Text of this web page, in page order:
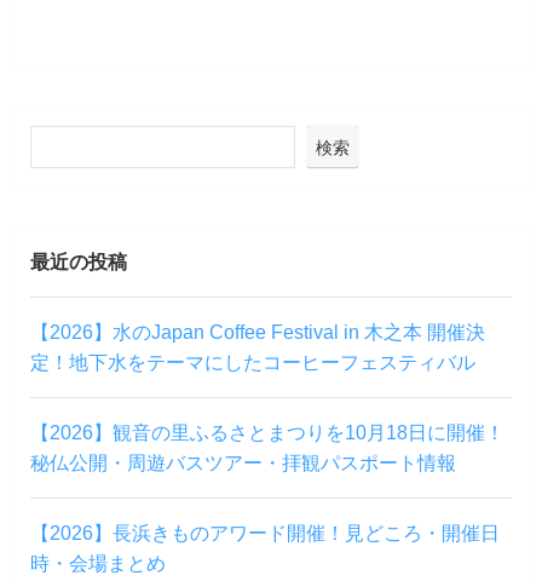
検索
最近の投稿
【2026】水のJapan Coffee Festival in 木之本 開催決
定！地下水をテーマにしたコーヒーフェスティバル
【2026】観音の里ふるさとまつりを10月18日に開催！
秘仏公開・周遊バスツアー・拝観パスポート情報
【2026】長浜きものアワード開催！見どころ・開催日
時・会場まとめ